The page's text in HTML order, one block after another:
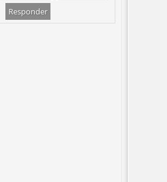
Responder